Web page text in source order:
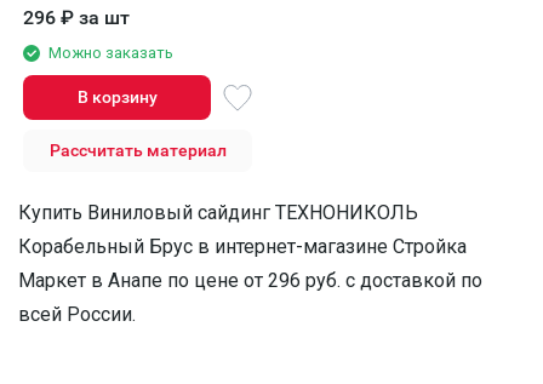
296 ₽ за шт
Можно заказать
В корзину
Рассчитать материал
Купить Виниловый сайдинг ТЕХНОНИКОЛЬ
Корабельный Брус в интернет-магазине Стройка
Маркет в Анапе по цене от 296 руб. с доставкой по
всей России.